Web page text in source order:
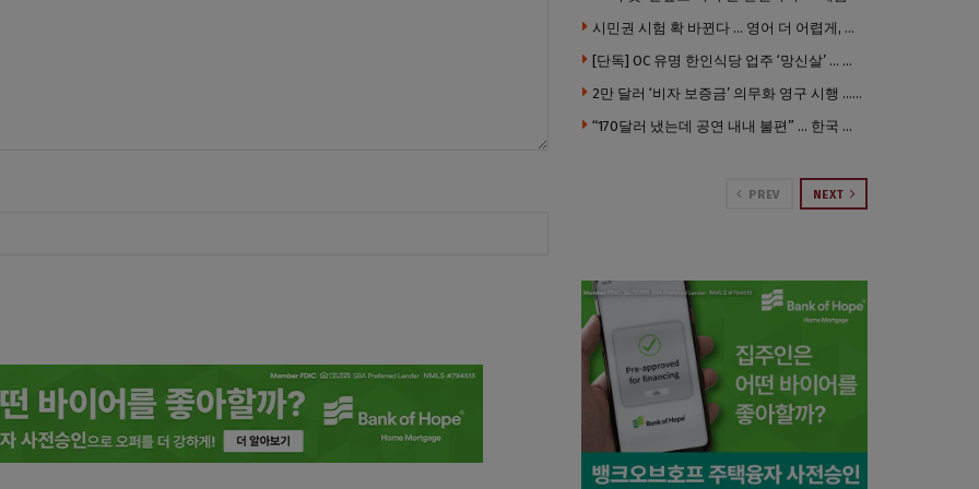
시민권 시험 확 바뀐다 … 영어 더 어렵게, 민간시험 도입 추진
[단독] OC 유명 한인식당 업주 ‘망신살’ … 육류대금 안 갚자 식당서 공개추심
2만 달러 ‘비자 보증금’ 의무화 영구 시행 … 입국 문턱 더 높아진다.
“170달러 냈는데 공연 내내 불편” … 한국 코미디언 LA공연, 음향 불량에 외모 비하 개그 논란
PREV NEXT